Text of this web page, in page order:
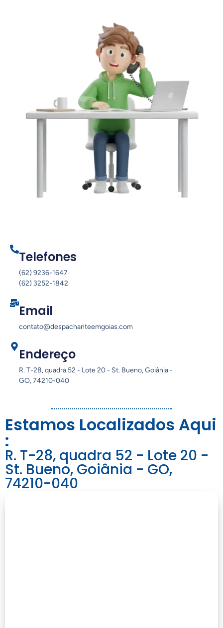
Telefones
(62) 9236-1647
(62) 3252-1842
Email
contato@despachanteemgoias.com
Endereço
R. T-28, quadra 52 - Lote 20 - St. Bueno, Goiânia -
GO, 74210-040
Estamos Localizados Aqui
:
R. T-28, quadra 52 - Lote 20 -
St. Bueno, Goiânia - GO,
74210-040